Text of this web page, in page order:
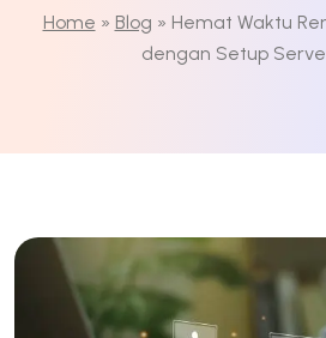
Home » Blog » Hemat Waktu
dengan Setup